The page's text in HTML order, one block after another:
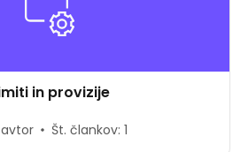
in provizije
avtor Št. člankov: 1